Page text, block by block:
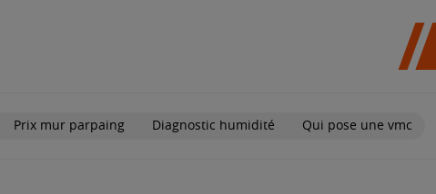
Prix mur parpaing Diagnostic humidité Qui pose une vmc